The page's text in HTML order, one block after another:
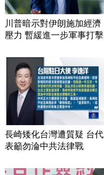
川普暗示對伊朗施加經濟
壓力 暫緩進一步軍事打擊
長崎矮化台灣遭質疑 台代
表籲勿淪中共法律戰